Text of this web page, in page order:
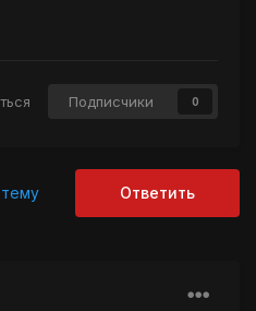
Подписчики 0
Ответить